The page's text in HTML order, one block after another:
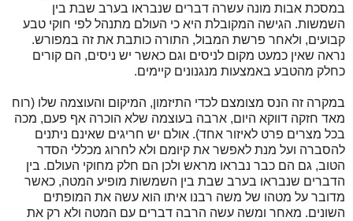
במסכת אבות מונה עשרה דברים שנבראו בערב שבת בין
השמשות. הגישה המקובלת היא כי העולם מתנהל לפי חוקי טבע
קבועים, ולאחר פרשת המבול, התורה כותבת את זה במפורש.
נראה שאין כמעט מקום לניסים וגם כאשר יש ניסים, הם קורים
כחלק מהטבע באמצעות מנגנונים קיימים.
במקרה זה הנס מצומצם לכדי התיזמון, המיקום והעוצמה שלו (רוח
מאד חזקה דווקא היום, ארבה בעוצמה שלא הוכרה אף פעם, מכה
בכל מצרים פרט לאיזור אחד). אולם יש חריגים שאינם ניתנים
להסברה ועל מנת לאפשר את קיומם ולא לחרוג מכללי הסדר
הטוב, גם הם כבר נבראו מראש ולכן הם חלק מחוקי העולם. בין
הדברים שנבראו בערב שבת בין השמשות מופיע המטה, כאשר
מדובר על מטהו של משה רבנו איתו הוא עשה את המופתים
השונים. מאחר ומשה עשה הרבה דברים עם המטה ולא רק את